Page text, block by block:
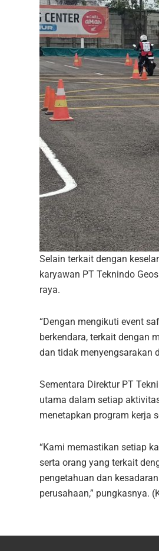
Selain terkait dengan
karyawan PT Teknindo
raya.
“Dengan mengikuti event
berkendara, terkait dengan
dan tidak menyengsarakan
Sementara Direktur PT
utama dalam setiap
menetapkan program kerja
“Kami memastikan setiap
serta orang yang terkait
pengetahuan dan
perusahaan,” pungkasnya.